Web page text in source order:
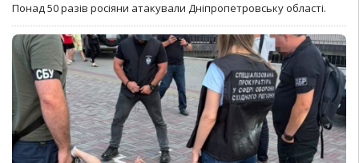
Понад 50 разів росіяни атакували Дніпропетровську області.